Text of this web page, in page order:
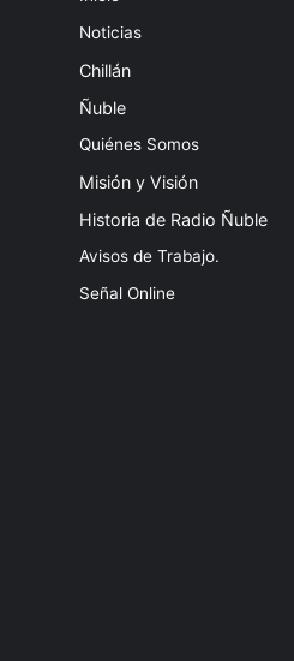
Noticias
Chillán
Ñuble
Quiénes Somos
Misión y Visión
Historia de Radio Ñuble
Avisos de Trabajo.
Señal Online